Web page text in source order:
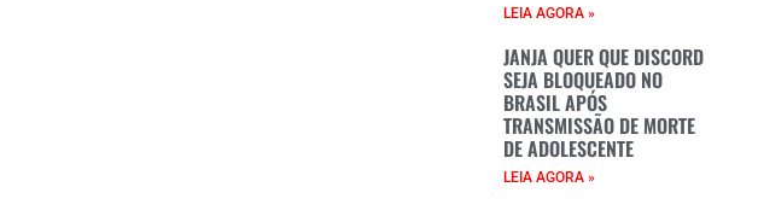
LEIA AGORA »
JANJA QUER QUE DISCORD
SEJA BLOQUEADO NO
BRASIL APÓS
TRANSMISSÃO DE MORTE
DE ADOLESCENTE
LEIA AGORA »